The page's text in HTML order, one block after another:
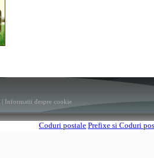
| Informatii despre cookie
Coduri postale Prefixe si Coduri